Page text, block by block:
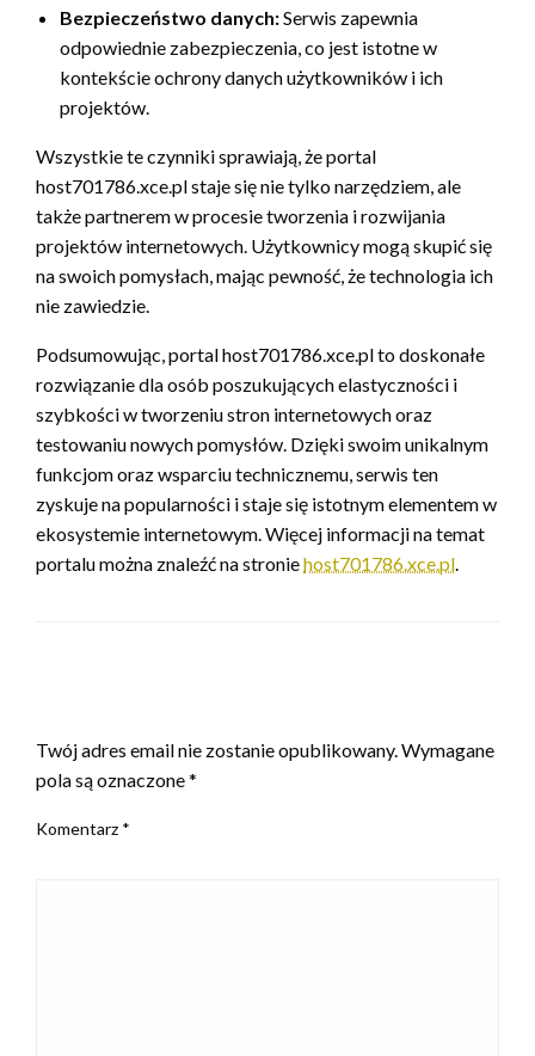
Bezpieczeństwo danych:Serwis zapewnia
odpowiednie zabezpieczenia, co jest istotne w
kontekście ochrony danych użytkowników i ich
projektów.
Wszystkie te czynniki sprawiają, że portal
host701786.xce.pl staje się nie tylko narzędziem, ale
także partnerem w procesie tworzenia i rozwijania
projektów internetowych. Użytkownicy mogą skupić się
na swoich pomysłach, mając pewność, że technologia ich
nie zawiedzie.
Podsumowując, portal host701786.xce.pl to doskonałe
rozwiązanie dla osób poszukujących elastyczności i
szybkości w tworzeniu stron internetowych oraz
testowaniu nowych pomysłów. Dzięki swoim unikalnym
funkcjom oraz wsparciu technicznemu, serwis ten
zyskuje na popularności i staje się istotnym elementem w
ekosystemie internetowym. Więcej informacji na temat
portalu można znaleźć na stroniehost701786.xce.pl.
Twój adres email nie zostanie opublikowany.Wymagane
pola są oznaczone*
Komentarz *